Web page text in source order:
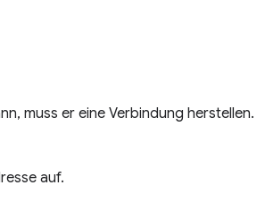
muss er eine Verbindung herstellen.
auf.